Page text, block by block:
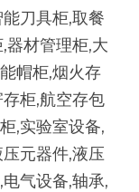
刀具柜,取餐
器材管理柜,大
帽柜,烟火存
柜,航空存包
,实验室设备,
元器件,液压
气设备,轴承,